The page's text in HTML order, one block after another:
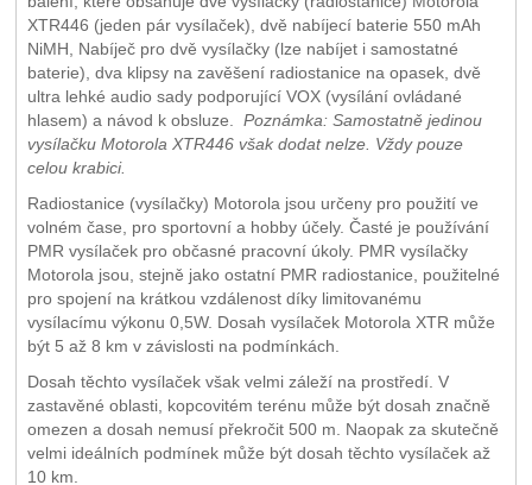
XTR446 (jeden pár vysílaček), dvě nabíjecí baterie 550 mAh
NiMH, Nabíječ pro dvě vysílačky (lze nabíjet i samostatné
baterie), dva klipsy na zavěšení radiostanice na opasek, dvě
ultra lehké audio sady podporující VOX (vysílání ovládané
hlasem) a návod k obsluze. Poznámka: Samostatně jedinou
vysílačku Motorola XTR446 však dodat nelze. Vždy pouze
celou krabici.
Radiostanice (vysílačky) Motorola jsou určeny pro použití ve
volném čase, pro sportovní a hobby účely. Časté je používání
PMR vysílaček pro občasné pracovní úkoly. PMR vysílačky
Motorola jsou, stejně jako ostatní PMR radiostanice, použitelné
pro spojení na krátkou vzdálenost díky limitovanému
vysílacímu výkonu 0,5W. Dosah vysílaček Motorola XTR může
být 5 až 8 km v závislosti na podmínkách.
Dosah těchto vysílaček však velmi záleží na prostředí. V
zastavěné oblasti, kopcovitém terénu může být dosah značně
omezen a dosah nemusí překročit 500 m. Naopak za skutečně
velmi ideálních podmínek může být dosah těchto vysílaček až
10 km.